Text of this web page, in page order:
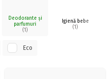
Deodorante și
parfumuri
(1)
Igienă bebe
(1)
Eco